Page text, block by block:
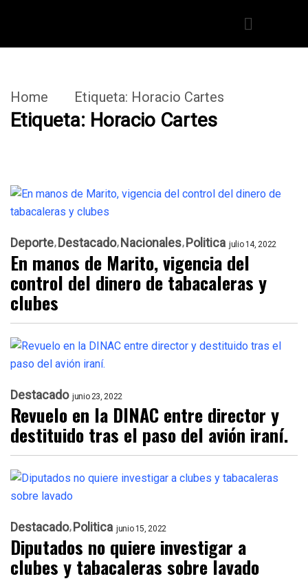
Home Etiqueta: Horacio Cartes
Etiqueta: Horacio Cartes
Deporte Destacado Nacionales Politica julio 14, 2022
En manos de Marito, vigencia del
control del dinero de tabacaleras y
clubes
Destacado junio 23, 2022
Revuelo en la DINAC entre director y
destituido tras el paso del avión iraní.
Destacado Politica junio 15, 2022
Diputados no quiere investigar a
clubes y tabacaleras sobre lavado